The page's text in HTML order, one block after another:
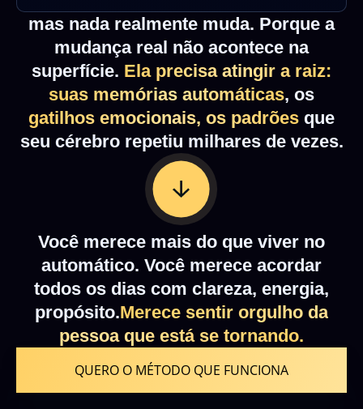
mas nada realmente muda. Porque a
mudança real não acontece na
superfície. Ela precisa atingir a raiz:
suas memórias automáticas, os
gatilhos emocionais, os padrões que
seu cérebro repetiu milhares de vezes.
Você merece mais do que viver no
automático. Você merece acordar
todos os dias com clareza, energia,
propósito.Merece sentir orgulho da
pessoa que está se tornando.
QUERO O MÉTODO QUE FUNCIONA